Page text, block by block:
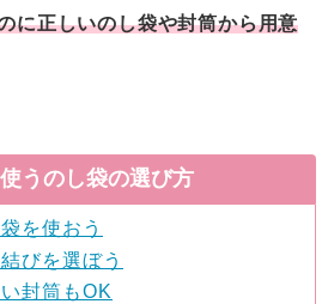
に正しいのし袋や封筒から用意
うのし袋の選び方
を使おう
びを選ぼう
封筒もOK